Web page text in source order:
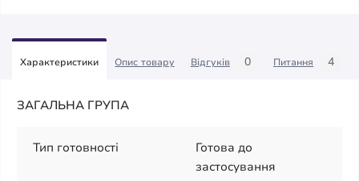
Характеристики Опис товару Відгуків 0 Питання 4
ЗАГАЛЬНА ГРУПА
Тип готовності
Готова до
застосування